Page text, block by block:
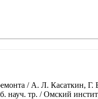
/ А. Л. Касаткин,
науч. тр. / Омский